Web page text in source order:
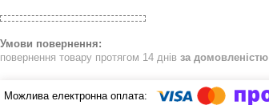
повернення товару протягом 14 днів за домовленістю